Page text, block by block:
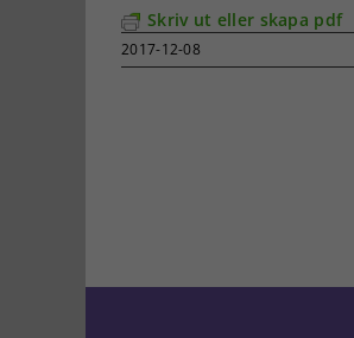
Skriv ut eller skapa pdf
2017-12-08